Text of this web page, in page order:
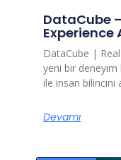
DataCube
Experience
DataCube |
yeni bir deneyim
ile insan bilincini
Devamı